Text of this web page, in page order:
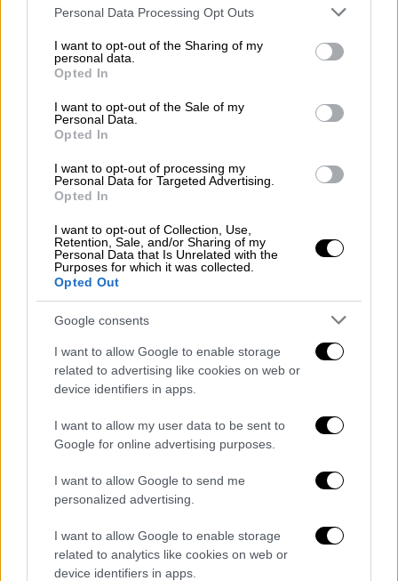
Please note that this website/app uses one or more Google
not limited to your visit or usage behaviour. You may click to
grant or deny consent to Google and its third-party tags to
use your data for below specified purposes in below Google
consent section.
Personal Data Processing Opt Outs
I want to opt-out of the Sharing of my
personal data.
Opted In
I want to opt-out of the Sale of my
Personal Data.
Opted In
I want to opt-out of processing my
Personal Data for Targeted Advertising.
Opted In
I want to opt-out of Collection, Use,
Retention, Sale, and/or Sharing of my
Personal Data that Is Unrelated with the
Purposes for which it was collected.
Opted Out
Google consents
I want to allow Google to enable storage
related to advertising like cookies on web or
device identifiers in apps.
I want to allow my user data to be sent to
Google for online advertising purposes.
I want to allow Google to send me
personalized advertising.
I want to allow Google to enable storage
related to analytics like cookies on web or
device identifiers in apps.
ανάμεσα στα 100 καλύτερα στον κόσμο
– Η λίστα του Taste Atlas
Τα ελληνικά τυριά που μπήκαν στην
Κόσμος|22.04.2024 14:27
Η λίστα με τα καλύτερα αεροδρόμια
στον κόσμο για το 2024 - Σε ποια θέση
βρέθηκε το «Βενιζέλος»
Σιγκαπούρης κονταροχτυπιούνται τα
τελευταία 4 χρόνια για την πρωτιά